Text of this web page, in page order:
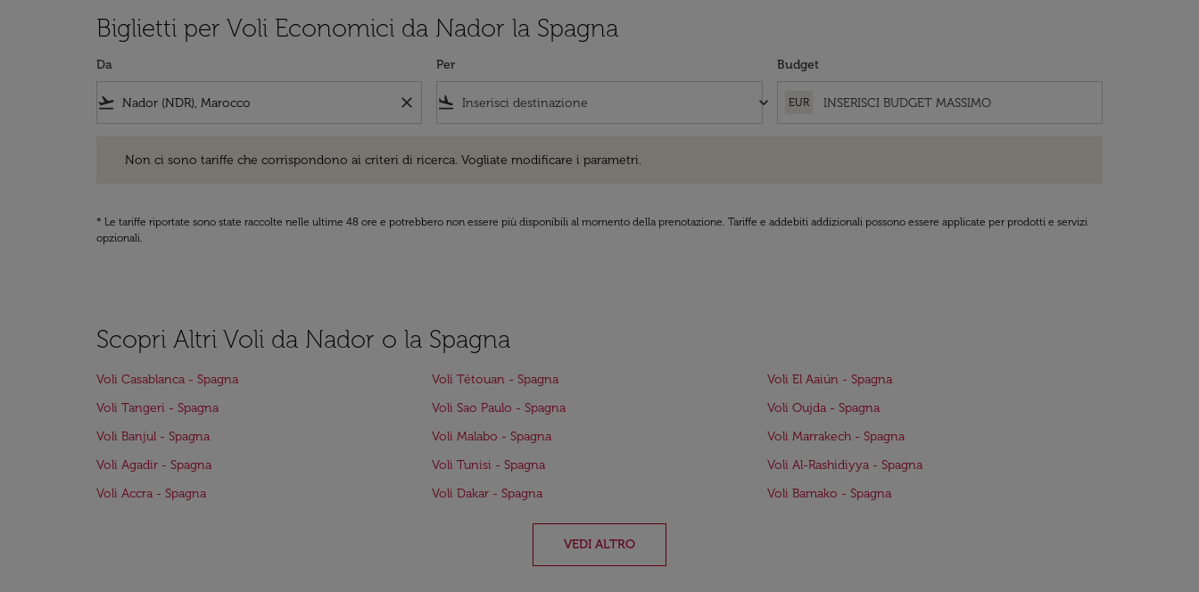
Biglietti per Voli Economici da Nador la Spagna
Da
flight_takeoff close
Per
flight_land keyboard_arrow_down
Budget
EUR
Non ci sono tariffe che corrispondono ai criteri di ricerca. Vogliate modificare i parametri.
* Le tariffe riportate sono state raccolte nelle ultime 48 ore e potrebbero non essere più disponibili al momento della prenotazione. Tariffe e addebiti addizionali possono essere applicate per prodotti e servizi
opzionali.
Scopri Altri Voli da Nador o la Spagna
Voli Casablanca - Spagna Voli Tétouan - Spagna
Voli El Aaiún - Spagna
Voli Tangeri - Spagna
Voli Sao Paulo - Spagna
Voli Oujda - Spagna
Voli Banjul - Spagna
Voli Malabo - Spagna
Voli Marrakech - Spagna
Voli Agadir - Spagna
Voli Tunisi - Spagna
Voli Al-Rashidiyya - Spagna
Voli Accra - Spagna
Voli Dakar - Spagna Voli Bamako - Spagna
VEDI ALTRO